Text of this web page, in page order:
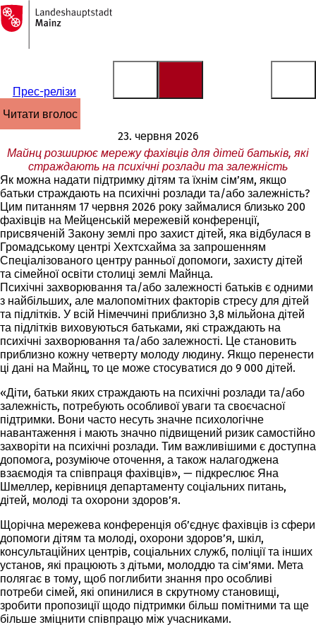
Перейти до змісту
На
головну
сторінку
Прес-релізи
читати вголос
23. червня 2026
Майнц розширює мережу фахівців для дітей батьків, які
страждають на психічні розлади та залежність
Як можна надати підтримку дітям та їхнім сім’ям, якщо
батьки страждають на психічні розлади та/або залежність?
Цим питанням 17 червня 2026 року займалися близько 200
фахівців на Мейценській мережевій конференції,
присвяченій Закону землі про захист дітей, яка відбулася в
Громадському центрі Хехтсхайма за запрошенням
Спеціалізованого центру ранньої допомоги, захисту дітей
та сімейної освіти столиці землі Майнца.
Психічні захворювання та/або залежності батьків є одними
з найбільших, але малопомітних факторів стресу для дітей
та підлітків. У всій Німеччині приблизно 3,8 мільйона дітей
та підлітків виховуються батьками, які страждають на
психічні захворювання та/або залежності. Це становить
приблизно кожну четверту молоду людину. Якщо перенести
ці дані на Майнц, то це може стосуватися до 9 000 дітей.
«Діти, батьки яких страждають на психічні розлади та/або
залежність, потребують особливої уваги та своєчасної
підтримки. Вони часто несуть значне психологічне
навантаження і мають значно підвищений ризик самостійно
захворіти на психічні розлади. Тим важливішими є доступна
допомога, розуміюче оточення, а також налагоджена
взаємодія та співпраця фахівців», — підкреслює Яна
Шмеллер, керівниця департаменту соціальних питань,
дітей, молоді та охорони здоров’я.
Щорічна мережева конференція об’єднує фахівців із сфери
допомоги дітям та молоді, охорони здоров’я, шкіл,
консультаційних центрів, соціальних служб, поліції та інших
установ, які працюють з дітьми, молоддю та сім’ями. Мета
полягає в тому, щоб поглибити знання про особливі
потреби сімей, які опинилися в скрутному становищі,
зробити пропозиції щодо підтримки більш помітними та ще
більше зміцнити співпрацю між учасниками.